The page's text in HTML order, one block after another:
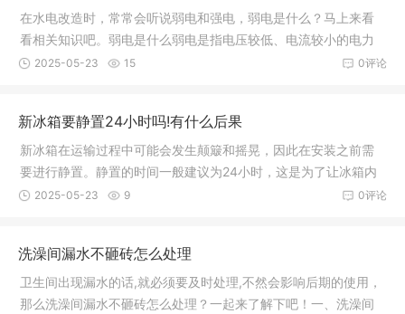
在水电改造时，常常会听说弱电和强电，弱电是什么？马上来看
看相关知识吧。弱电是什么弱电是指电压较低、电流较小的电力
系统，通
0评论
2025-05-23 15
新冰箱要静置24小时吗!有什么后果
新冰箱在运输过程中可能会发生颠簸和摇晃，因此在安装之前需
要进行静置。静置的时间一般建议为24小时，这是为了让冰箱内
的冷媒沉
0评论
2025-05-23 9
洗澡间漏水不砸砖怎么处理
卫生间出现漏水的话,就必须要及时处理,不然会影响后期的使用，
那么洗澡间漏水不砸砖怎么处理？一起来了解下吧！一、洗澡间